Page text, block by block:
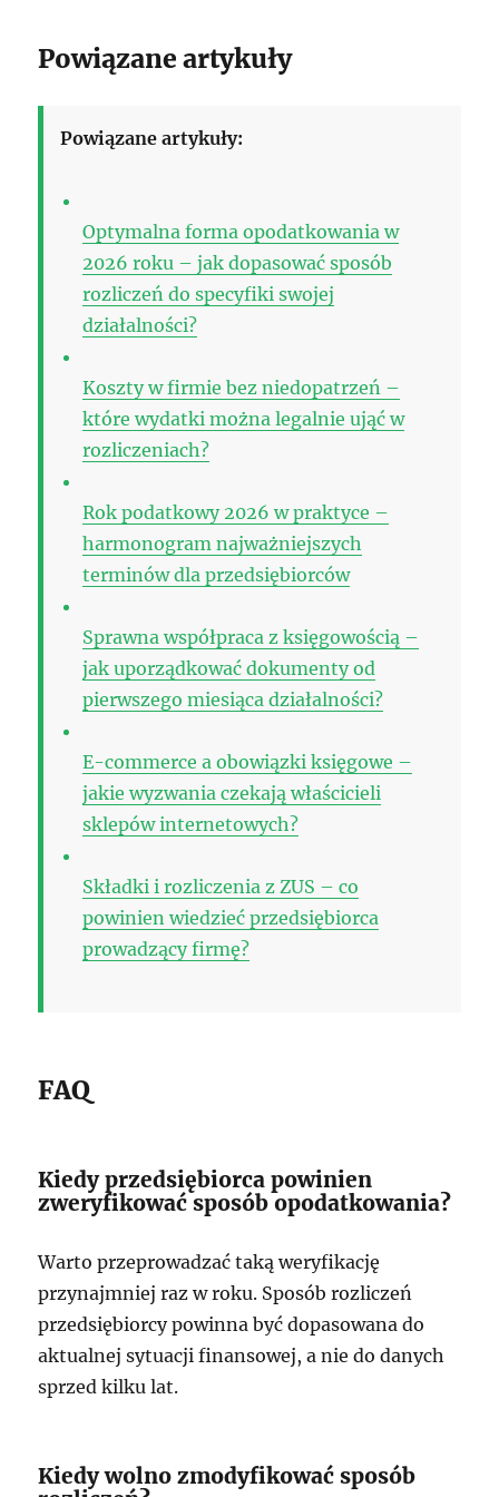
Powiązane artykuły
Powiązane artykuły:
Optymalna forma opodatkowania w
2026 roku – jak dopasować sposób
rozliczeń do specyfiki swojej
działalności?
Koszty w firmie bez niedopatrzeń –
które wydatki można legalnie ująć w
rozliczeniach?
Rok podatkowy 2026 w praktyce –
harmonogram najważniejszych
terminów dla przedsiębiorców
Sprawna współpraca z księgowością –
jak uporządkować dokumenty od
pierwszego miesiąca działalności?
E-commerce a obowiązki księgowe –
jakie wyzwania czekają właścicieli
sklepów internetowych?
Składki i rozliczenia z ZUS – co
powinien wiedzieć przedsiębiorca
prowadzący firmę?
FAQ
Kiedy przedsiębiorca powinien
zweryfikować sposób opodatkowania?
Warto przeprowadzać taką weryfikację
przynajmniej raz w roku. Sposób rozliczeń
przedsiębiorcy powinna być dopasowana do
aktualnej sytuacji finansowej, a nie do danych
sprzed kilku lat.
Kiedy wolno zmodyfikować sposób